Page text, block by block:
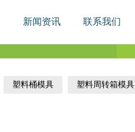
新闻资讯 联系我们
塑料桶模具 塑料周转箱模具